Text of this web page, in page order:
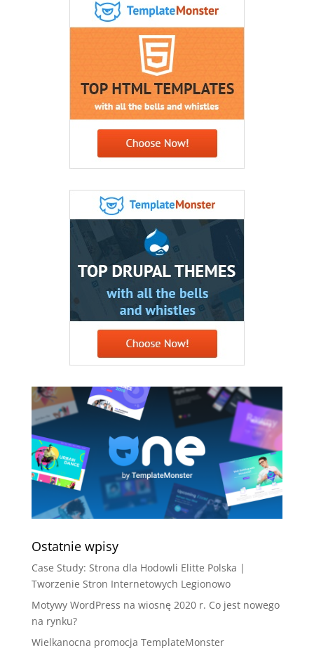
Ostatnie wpisy
Case Study: Strona dla Hodowli Elitte Polska |
Tworzenie Stron Internetowych Legionowo
Motywy WordPress na wiosnę 2020 r. Co jest nowego
na rynku?
Wielkanocna promocja TemplateMonster